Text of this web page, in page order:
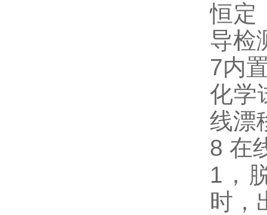
恒定
导检
7内
化学
线漂
8 在
1，
时，